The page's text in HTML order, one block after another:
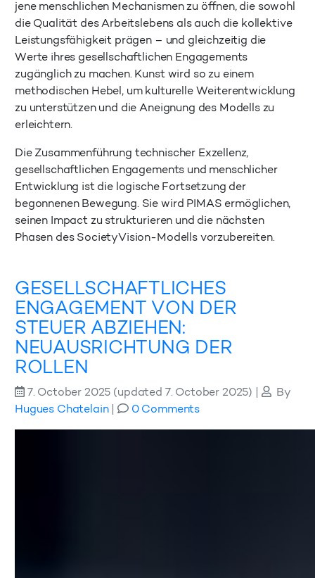
jene menschlichen Mechanismen zu öffnen, die sowohl
die Qualität des Arbeitslebens als auch die kollektive
Leistungsfähigkeit prägen – und gleichzeitig die
Werte ihres gesellschaftlichen Engagements
zugänglich zu machen. Kunst wird so zu einem
methodischen Hebel, um kulturelle Weiterentwicklung
zu unterstützen und die Aneignung des Modells zu
erleichtern.
Die Zusammenführung technischer Exzellenz,
gesellschaftlichen Engagements und menschlicher
Entwicklung ist die logische Fortsetzung der
begonnenen Bewegung. Sie wird PIMAS ermöglichen,
seinen Impact zu strukturieren und die nächsten
Phasen des SocietyVision-Modells vorzubereiten.
GESELLSCHAFTLICHES
ENGAGEMENT VON DER
STEUER ABZIEHEN:
NEUAUSRICHTUNG DER
ROLLEN
7. October 2025 (updated 7. October 2025)
By
Hugues Chatelain| 0 Comments